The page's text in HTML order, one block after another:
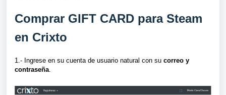
Comprar GIFT CARD para Steam
en Crixto
1.- Ingrese en su cuenta de usuario natural con su correo y
contraseña.